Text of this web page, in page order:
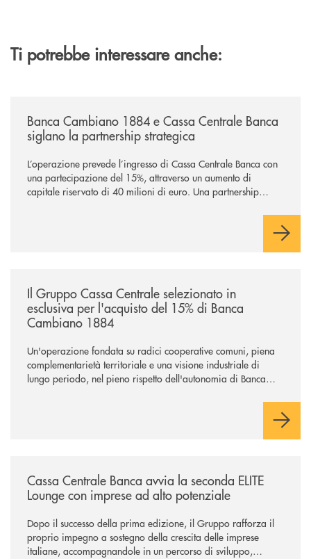
Ti potrebbe interessare anche:
Banca Cambiano 1884 e Cassa Centrale Banca
siglano la partnership strategica
L’operazione prevede l’ingresso di Cassa Centrale Banca con
una partecipazione del 15%, attraverso un aumento di
capitale riservato di 40 milioni di euro. Una partnership
comuni e sulla prossimità ai territori, per ampliare l’offerta e
Il Gruppo Cassa Centrale selezionato in
esclusiva per l'acquisto del 15% di Banca
Cambiano 1884
Un'operazione fondata su radici cooperative comuni, piena
complementarietà territoriale e una visione industriale di
lungo periodo, nel pieno rispetto dell'autonomia di Banca
negoziazione esclusiva per la finalizzazione dell’operazione.
Cassa Centrale Banca avvia la seconda ELITE
Lounge con imprese ad alto potenziale
Dopo il successo della prima edizione, il Gruppo rafforza il
proprio impegno a sostegno della crescita delle imprese
italiane, accompagnandole in un percorso di sviluppo,